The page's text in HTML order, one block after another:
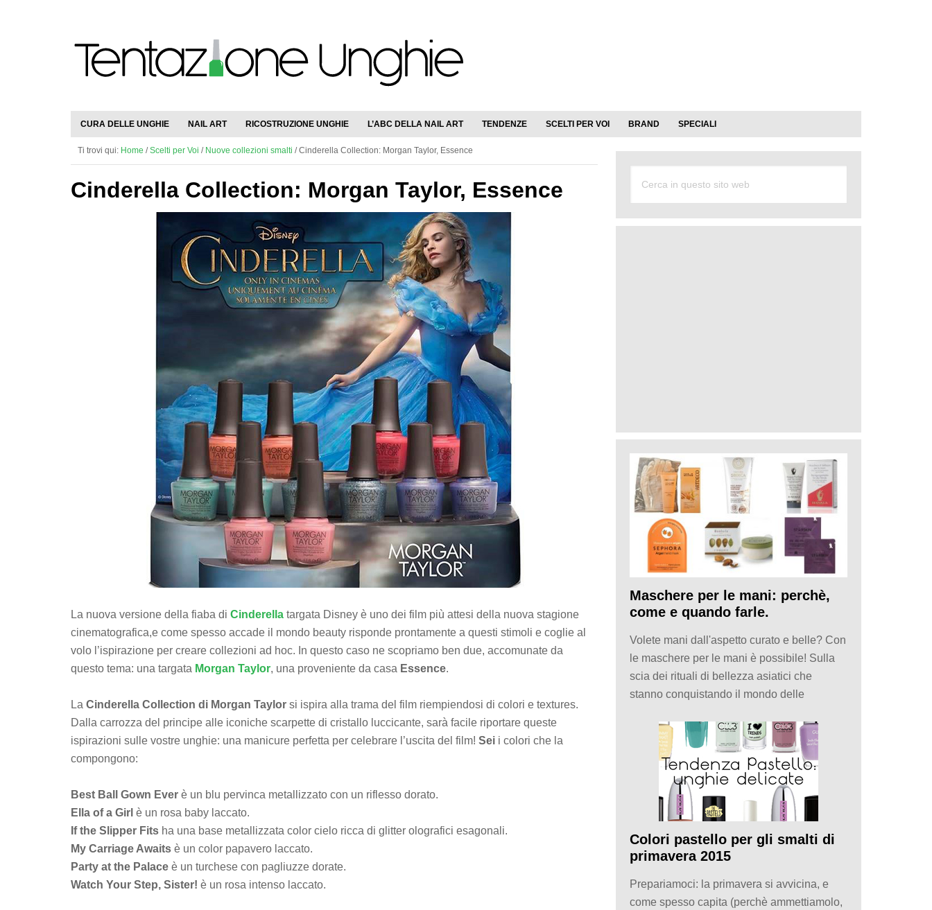
CURA DELLE UNGHIE NAIL ART RICOSTRUZIONE UNGHIE L’ABC DELLA NAIL ART TENDENZE SCELTI PER VOI BRAND SPECIALI
Ti trovi qui: Home / Scelti per Voi / Nuove collezioni smalti /Cinderella Collection: Morgan Taylor, Essence
Cinderella Collection: Morgan Taylor, Essence
La nuova versione della fiaba di Cinderella targata Disney è uno dei film più attesi della nuova stagione
cinematografica,e come spesso accade il mondo beauty risponde prontamente a questi stimoli e coglie al
volo l’ispirazione per creare collezioni ad hoc. In questo caso ne scopriamo ben due, accomunate da
questo tema: una targata Morgan Taylor, una proveniente da casa Essence.
La Cinderella Collection di Morgan Taylor si ispira alla trama del film riempiendosi di colori e textures.
Dalla carrozza del principe alle iconiche scarpette di cristallo luccicante, sarà facile riportare queste
ispirazioni sulle vostre unghie: una manicure perfetta per celebrare l’uscita del film! Sei i colori che la
compongono:
Best Ball Gown Ever è un blu pervinca metallizzato con un riflesso dorato.
Ella of a Girl è un rosa baby laccato.
If the Slipper Fits ha una base metallizzata color cielo ricca di glitter olografici esagonali.
My Carriage Awaits è un color papavero laccato.
Party at the Palace è un turchese con pagliuzze dorate.
Watch Your Step, Sister! è un rosa intenso laccato.
Maschere per le mani: perchè,
come e quando farle.
Volete mani dall'aspetto curato e belle? Con
le maschere per le mani è possibile! Sulla
scia dei rituali di bellezza asiatici che
stanno conquistando il mondo delle
Colori pastello per gli smalti di
primavera 2015
Prepariamoci: la primavera si avvicina, e
come spesso capita (perchè ammettiamolo,